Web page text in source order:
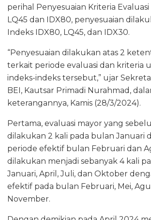
perihal Penyesuaian Kriteria
LQ45 dan IDX80, penyesuaian
Indeks IDX80, LQ45, dan IDX30.
“Penyesuaian dilakukan atas 2
terkait periode evaluasi dan kriteria
indeks-indeks tersebut,” ujar
BEI, Kautsar Primadi Nurahmad,
keterangannya, Kamis (28/3/2024).
Pertama, evaluasi mayor yang
dilakukan 2 kali pada bulan Januari
periode efektif bulan Februari dan
dilakukan menjadi sebanyak 4 kali
Januari, April, Juli, dan Oktober
efektif pada bulan Februari, Mei,
November.